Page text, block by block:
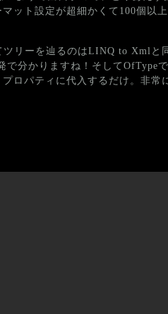
ット設定が超細かくて100個以
ツリーを辿るのはLINQ to Xmlと
で分かりますね！そしてOfType
ロパティに代入するだけ。非常